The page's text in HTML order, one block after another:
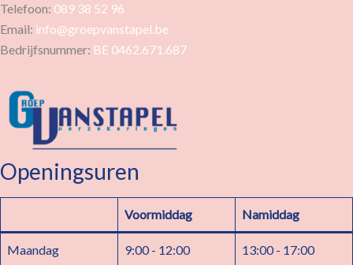
Telefoon: 089 38 52 96
Email: info@groepvanstapel.be
Bedrijfsnummer: BE 0462.671.687
Openingsuren
Voormiddag Namiddag
Maandag 9:00 - 12:00 13:00 - 17:00